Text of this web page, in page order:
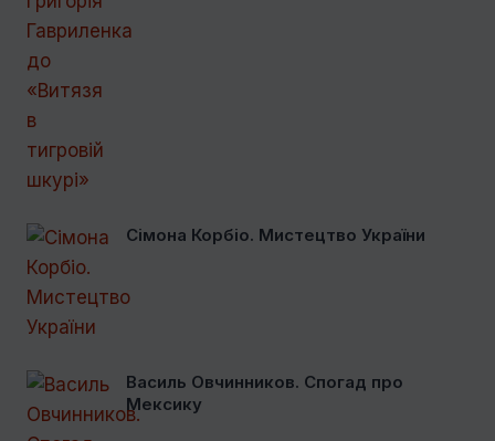
Сімона Корбіо. Мистецтво України
Василь Овчинников. Спогад про
Мексику